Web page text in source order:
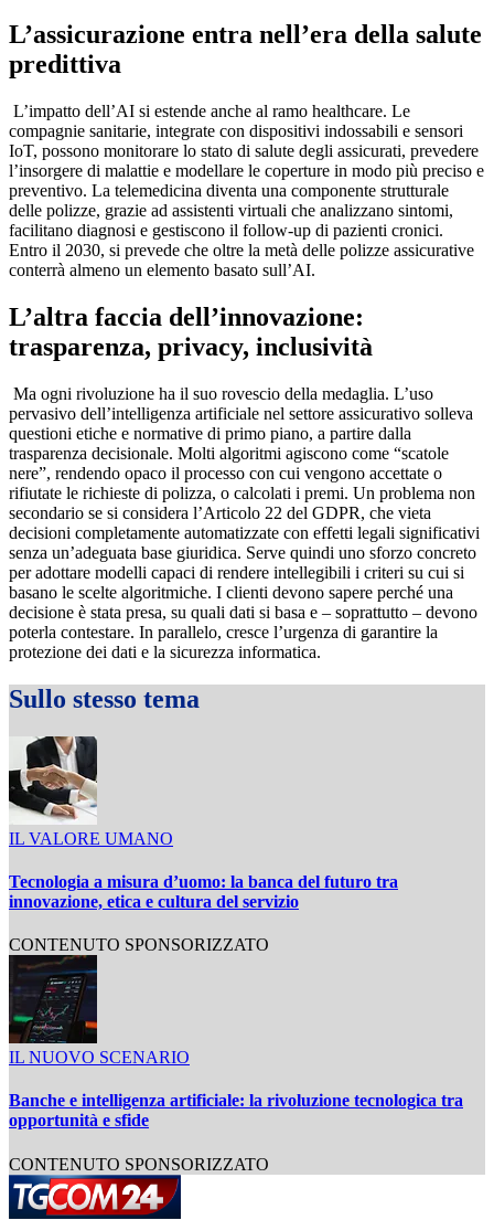
L’assicurazione entra nell’era della salute
predittiva
L’impatto dell’AI si estende anche al ramo healthcare. Le
compagnie sanitarie, integrate con dispositivi indossabili e sensori
IoT, possono monitorare lo stato di salute degli assicurati, prevedere
l’insorgere di malattie e modellare le coperture in modo più preciso e
preventivo. La telemedicina diventa una componente strutturale
delle polizze, grazie ad assistenti virtuali che analizzano sintomi,
facilitano diagnosi e gestiscono il follow-up di pazienti cronici.
Entro il 2030, si prevede che oltre la metà delle polizze assicurative
conterrà almeno un elemento basato sull’AI.
L’altra faccia dell’innovazione:
trasparenza, privacy, inclusività
Ma ogni rivoluzione ha il suo rovescio della medaglia. L’uso
pervasivo dell’intelligenza artificiale nel settore assicurativo solleva
questioni etiche e normative di primo piano, a partire dalla
trasparenza decisionale. Molti algoritmi agiscono come “scatole
nere”, rendendo opaco il processo con cui vengono accettate o
rifiutate le richieste di polizza, o calcolati i premi. Un problema non
secondario se si considera l’Articolo 22 del GDPR, che vieta
decisioni completamente automatizzate con effetti legali significativi
senza un’adeguata base giuridica. Serve quindi uno sforzo concreto
per adottare modelli capaci di rendere intellegibili i criteri su cui si
basano le scelte algoritmiche. I clienti devono sapere perché una
decisione è stata presa, su quali dati si basa e – soprattutto – devono
poterla contestare. In parallelo, cresce l’urgenza di garantire la
protezione dei dati e la sicurezza informatica.
Sullo stesso tema
IL VALORE UMANO
Tecnologia a misura d’uomo: la banca del futuro tra
innovazione, etica e cultura del servizio
CONTENUTO SPONSORIZZATO
IL NUOVO SCENARIO
Banche e intelligenza artificiale: la rivoluzione tecnologica tra
opportunità e sfide
CONTENUTO SPONSORIZZATO